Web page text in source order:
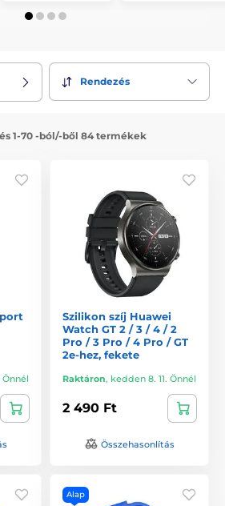
Rendezés
1-70 -ból/-ből 84 termékek
Önnél
Szilikon szíj Huawei
Watch GT 2 / 3 / 4 / 2
Pro / 3 Pro / 4 Pro / GT
2e-hez, fekete
Raktáron, kedden 8. 11. Önnél
2 490 Ft
Összehasonlítás
Alap